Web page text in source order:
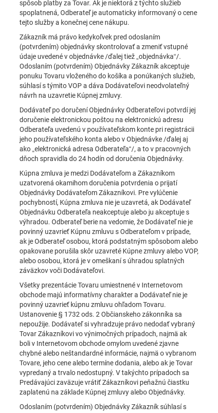
spôsob platby za Tovar. Ak je niektorá z týchto služieb
spoplatnená, Odberateľ je automaticky informovaný o cene
tejto služby a konečnej cene nákupu.
Zákazník má právo kedykoľvek pred odoslaním
(potvrdením) objednávky skontrolovať a zmeniť vstupné
údaje uvedené v objednávke /ďalej tiež „objednávka“/.
Odoslaním (potvrdením) Objednávky Zákazník akceptuje
ponuku Tovaru vloženého do košíka a ponúkaných služieb,
súhlasí s týmito VOP a dáva Dodávateľovi neodvolateľný
návrh na uzavretie Kúpnej zmluvy.
Dodávateľ po doručení Objednávky Odberateľovi potvrdí jej
doručenie elektronickou poštou na elektronickú adresu
Odberateľa uvedenú v používateľskom konte pri registrácii
jeho používateľského konta alebo v Objednávke /ďalej aj
ako „elektronická adresa Odberateľa“/, a to v pracovných
dňoch spravidla do 24 hodín od doručenia Objednávky.
Kúpna zmluva je medzi Dodávateľom a Zákazníkom
uzatvorená okamihom doručenia potvrdenia o prijatí
Objednávky Dodávateľom Zákazníkovi. Pre vylúčenie
pochybností, Kúpna zmluva nie je uzavretá, ak Dodávateľ
Objednávku Odberateľa neakceptuje alebo ju akceptuje s
výhradou. Odberateľ berie na vedomie, že Dodávateľ nie je
povinný uzavrieť Kúpnu zmluvu s Odberateľom v prípade,
ak je Odberateľ osobou, ktorá podstatným spôsobom alebo
opakovane porušila skôr uzavreté Kúpne zmluvy alebo VOP,
alebo osobou, ktorá je v omeškaní s úhradou splatných
záväzkov voči Dodávateľovi.
Všetky prezentácie Tovaru umiestnené v Internetovom
obchode majú informatívny charakter a Dodávateľ nie je
povinný uzavrieť kúpnu zmluvu ohľadom Tovaru.
Ustanovenie § 1732 ods. 2 Občianskeho zákonníka sa
nepoužije. Dodávateľ si vyhradzuje právo nedodať vybraný
Tovar Zákazníkovi vo výnimočných prípadoch, najmä ak
boli v Internetovom obchode omylom uvedené zjavne
chybné alebo neštandardné informácie, najmä o vybranom
Tovare, jeho cene alebo termíne dodania, alebo ak je Tovar
vypredaný a trvalo nedostupný. V takýchto prípadoch sa
Predávajúci zaväzuje vrátiť Zákazníkovi peňažnú čiastku
zaplatenú na základe Kúpnej zmluvy alebo Objednávky.
Odoslaním (potvrdením) Objednávky Zákazník súhlasí s